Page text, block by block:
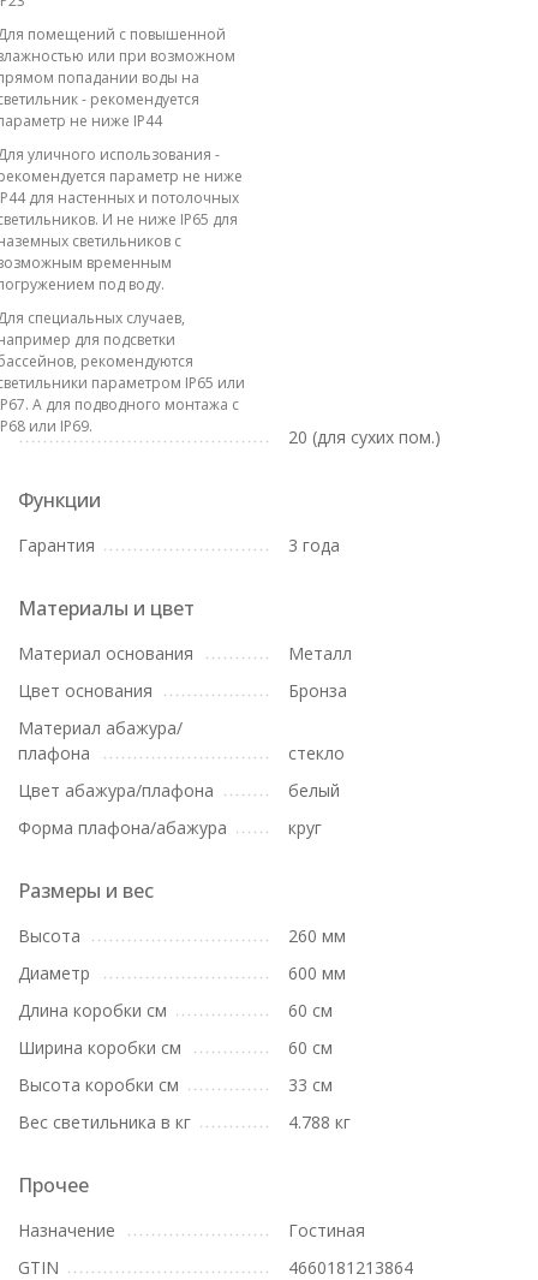
помещений с повышенной
или при возможном
попадании воды на
- рекомендуется
не ниже IP44
уличного использования -
параметр не ниже
для настенных и потолочных
И не ниже IP65 для
светильников с
временным
под воду.
специальных случаев,
для подсветки
рекомендуются
параметром IP65 или
А для подводного монтажа с
или IP69.
20 (для сухих пом.)
Функции
Гарантия 3 года
Материалы и цвет
Материал основания
Металл
Цвет основания
Бронза
Материал абажура/
плафона
стекло
Цвет абажура/плафона
белый
Форма плафона/абажура
круг
Размеры и вес
Высота
260 мм
Диаметр
600 мм
Длина коробки см
60 см
Ширина коробки см
60 см
Высота коробки см
33 см
Вес светильника в кг
4.788 кг
Прочее
Назначение
Гостиная
GTIN
4660181213864